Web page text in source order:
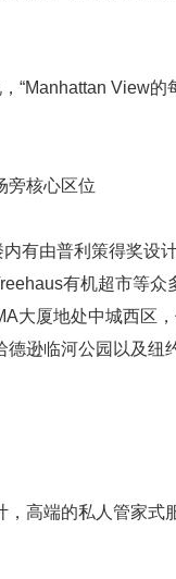
View的
核心区位
由普利策得奖设
有机超市等众
大厦地处中城西区
逊临河公园以及纽
高端的私人管家式